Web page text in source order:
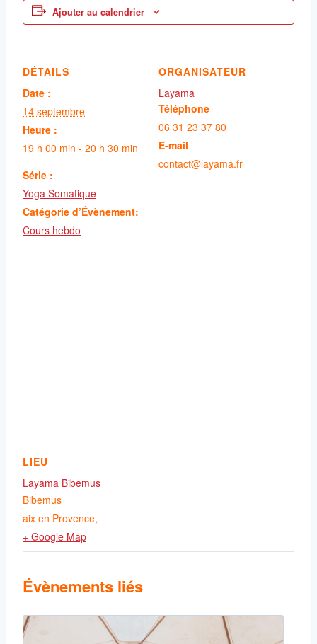
Ajouter au calendrier
DÉTAILS
Date :
14 septembre
Heure :
19 h 00 min - 20 h 30 min
Série :
Yoga Somatique
Catégorie d’Évènement:
Cours hebdo
ORGANISATEUR
Layama
Téléphone
06 31 23 37 80
E-mail
contact@layama.fr
LIEU
Layama Bibemus
Bibemus
aix en Provence,
+ Google Map
Évènements liés